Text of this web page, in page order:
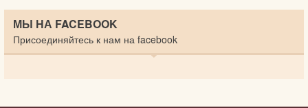
МЫ НА FACEBOOK
Присоединяйтесь к нам на facebook